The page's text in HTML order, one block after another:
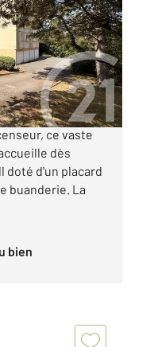
résidence
ce vaste
dès
doté d'un placard
buanderie. La
bien